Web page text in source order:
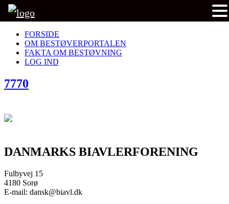
FORSIDE
OM BESTØVERPORTALEN
FAKTA OM BESTØVNING
LOG IND
7770
DANMARKS BIAVLERFORENING
Fulbyvej 15
4180 Sorø
E-mail: dansk@biavl.dk